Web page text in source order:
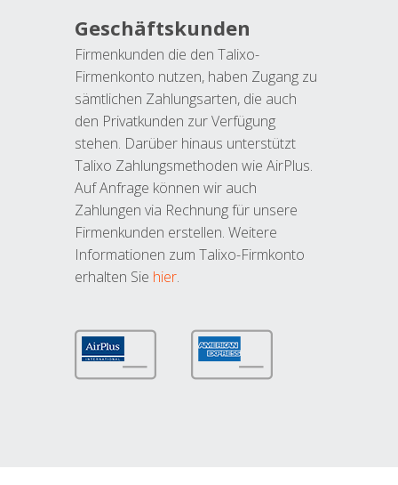
Geschäftskunden
Firmenkunden die den Talixo-
Firmenkonto nutzen, haben Zugang zu
sämtlichen Zahlungsarten, die auch
den Privatkunden zur Verfügung
stehen. Darüber hinaus unterstützt
Talixo Zahlungsmethoden wie AirPlus.
Auf Anfrage können wir auch
Zahlungen via Rechnung für unsere
Firmenkunden erstellen. Weitere
Informationen zum Talixo-Firmkonto
erhalten Sie hier.